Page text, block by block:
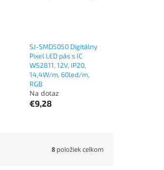
SJ-SMD5050 Digitálny
Pixel LED pás s IC
WS2811, 12V, IP20,
14,4W/m, 60led/m,
RGB
Na dotaz
€9,28
8 položiek celkom